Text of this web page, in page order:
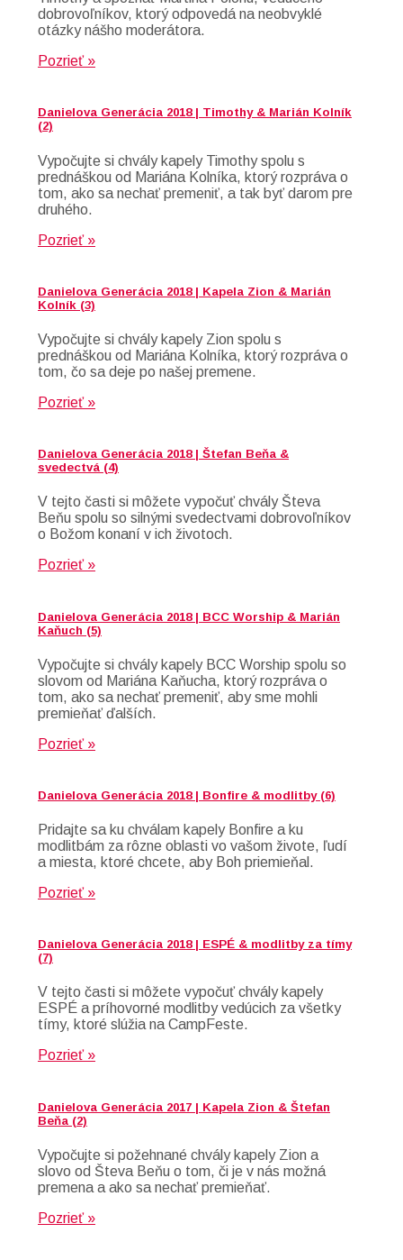
dobrovoľníkov, ktorý odpovedá na neobvyklé
otázky nášho moderátora.
Pozrieť »
Danielova Generácia 2018 | Timothy & Marián Kolník
(2)
Vypočujte si chvály kapely Timothy spolu s
prednáškou od Mariána Kolníka, ktorý rozpráva o
tom, ako sa nechať premeniť, a tak byť darom pre
druhého.
Pozrieť »
Danielova Generácia 2018 | Kapela Zion & Marián
Kolník (3)
Vypočujte si chvály kapely Zion spolu s
prednáškou od Mariána Kolníka, ktorý rozpráva o
tom, čo sa deje po našej premene.
Pozrieť »
Danielova Generácia 2018 | Štefan Beňa &
svedectvá (4)
V tejto časti si môžete vypočuť chvály Števa
Beňu spolu so silnými svedectvami dobrovoľníkov
o Božom konaní v ich životoch.
Pozrieť »
Danielova Generácia 2018 | BCC Worship & Marián
Kaňuch (5)
Vypočujte si chvály kapely BCC Worship spolu so
slovom od Mariána Kaňucha, ktorý rozpráva o
tom, ako sa nechať premeniť, aby sme mohli
premieňať ďalších.
Pozrieť »
Danielova Generácia 2018 | Bonfire & modlitby (6)
Pridajte sa ku chválam kapely Bonfire a ku
modlitbám za rôzne oblasti vo vašom živote, ľudí
a miesta, ktoré chcete, aby Boh priemieňal.
Pozrieť »
Danielova Generácia 2018 | ESPÉ & modlitby za tímy
(7)
V tejto časti si môžete vypočuť chvály kapely
ESPÉ a príhovorné modlitby vedúcich za všetky
tímy, ktoré slúžia na CampFeste.
Pozrieť »
Danielova Generácia 2017 | Kapela Zion & Štefan
Beňa (2)
Vypočujte si požehnané chvály kapely Zion a
slovo od Števa Beňu o tom, či je v nás možná
premena a ako sa nechať premieňať.
Pozrieť »